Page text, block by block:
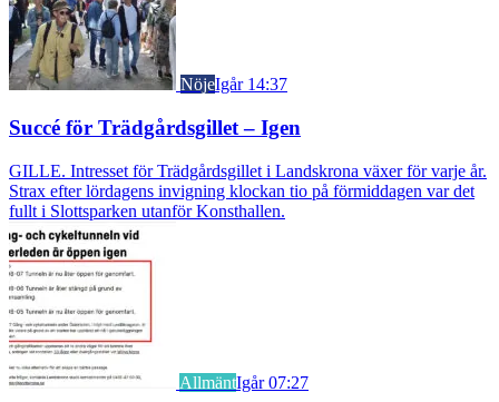
NöjeIgår 14:37
Succé för Trädgårdsgillet – Igen
GILLE. Intresset för Trädgårdsgillet i Landskrona växer för varje år.
Strax efter lördagens invigning klockan tio på förmiddagen var det
fullt i Slottsparken utanför Konsthallen.
AllmäntIgår 07:27